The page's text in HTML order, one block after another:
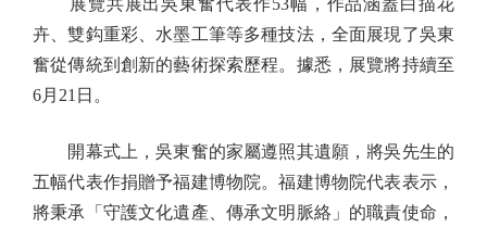
卉、雙鈎重彩、水墨工筆等多種技法，全面展現了吳東
奮從傳統到創新的藝術探索歷程。據悉，展覽將持續至
6月21日。
開幕式上，吳東奮的家屬遵照其遺願，將吳先生的
五幅代表作捐贈予福建博物院。福建博物院代表表示，
將秉承「守護文化遺產、傳承文明脈絡」的職責使命，